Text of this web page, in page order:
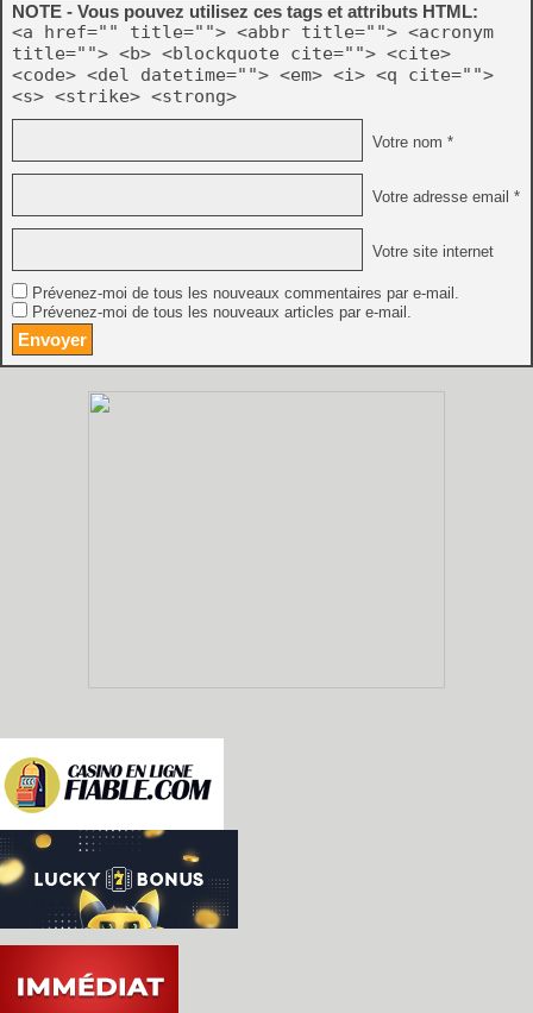
NOTE - Vous pouvez utilisez ces tags et attributs HTML:
<a href="" title=""> <abbr title=""> <acronym
title=""> <b> <blockquote cite=""> <cite>
<code> <del datetime=""> <em> <i> <q cite="">
<s> <strike> <strong>
Votre nom *
Votre adresse email *
Votre site internet
Prévenez-moi de tous les nouveaux commentaires par e-mail.
Prévenez-moi de tous les nouveaux articles par e-mail.